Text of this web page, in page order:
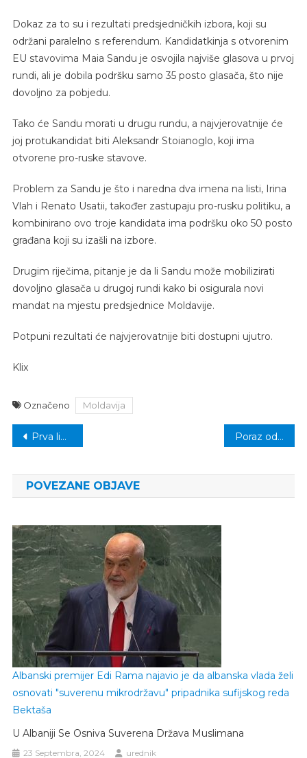
Dokaz za to su i rezultati predsjedničkih izbora, koji su
održani paralelno s referendum. Kandidatkinja s otvorenim
EU stavovima Maia Sandu je osvojila najviše glasova u prvoj
rundi, ali je dobila podršku samo 35 posto glasača, što nije
dovoljno za pobjedu.
Tako će Sandu morati u drugu rundu, a najvjerovatnije će
joj protukandidat biti Aleksandr Stoianoglo, koji ima
otvorene pro-ruske stavove.
Problem za Sandu je što i naredna dva imena na listi, Irina
Vlah i Renato Usatii, također zastupaju pro-rusku politiku, a
kombinirano ovo troje kandidata ima podršku oko 50 posto
građana koji su izašli na izbore.
Drugim riječima, pitanje je da li Sandu može mobilizirati
dovoljno glasača u drugoj rundi kako bi osigurala novi
mandat na mjestu predsjednice Moldavije.
Potpuni rezultati će najvjerovatnije biti dostupni ujutro.
Klix
Označeno Moldavija
Navigacija
Prva liga TK: Rainci ubjedljivom pobjedom pobjegli konkurentima na +4 Poraz odbojkašica Bosne u Živinicama
POVEZANE OBJAVE
Albanski premijer Edi Rama najavio je da albanska vlada želi
osnovati "suverenu mikrodržavu" pripadnika sufijskog reda
Bektaša
U Albaniji Se Osniva Suverena Država Muslimana
23 Septembra, 2024 urednik